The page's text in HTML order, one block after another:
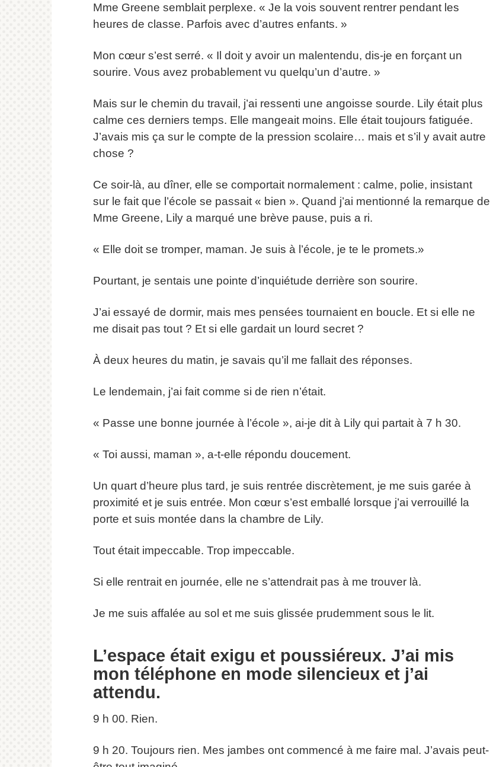
Mme Greene semblait perplexe. « Je la vois souvent rentrer pendant les
heures de classe. Parfois avec d’autres enfants. »
Mon cœur s’est serré. « Il doit y avoir un malentendu, dis-je en forçant un
sourire. Vous avez probablement vu quelqu’un d’autre. »
Mais sur le chemin du travail, j’ai ressenti une angoisse sourde. Lily était plus
calme ces derniers temps. Elle mangeait moins. Elle était toujours fatiguée.
J’avais mis ça sur le compte de la pression scolaire… mais et s’il y avait autre
chose ?
Ce soir-là, au dîner, elle se comportait normalement : calme, polie, insistant
sur le fait que l’école se passait « bien ». Quand j’ai mentionné la remarque de
Mme Greene, Lily a marqué une brève pause, puis a ri.
« Elle doit se tromper, maman. Je suis à l’école, je te le promets.»
Pourtant, je sentais une pointe d’inquiétude derrière son sourire.
J’ai essayé de dormir, mais mes pensées tournaient en boucle. Et si elle ne
me disait pas tout ? Et si elle gardait un lourd secret ?
À deux heures du matin, je savais qu’il me fallait des réponses.
Le lendemain, j’ai fait comme si de rien n’était.
« Passe une bonne journée à l’école », ai-je dit à Lily qui partait à 7 h 30.
« Toi aussi, maman », a-t-elle répondu doucement.
Un quart d’heure plus tard, je suis rentrée discrètement, je me suis garée à
proximité et je suis entrée. Mon cœur s’est emballé lorsque j’ai verrouillé la
porte et suis montée dans la chambre de Lily.
Tout était impeccable. Trop impeccable.
Si elle rentrait en journée, elle ne s’attendrait pas à me trouver là.
Je me suis affalée au sol et me suis glissée prudemment sous le lit.
L’espace était exigu et poussiéreux. J’ai mis
mon téléphone en mode silencieux et j’ai
attendu.
9 h 00. Rien.
9 h 20. Toujours rien. Mes jambes ont commencé à me faire mal. J’avais peut-